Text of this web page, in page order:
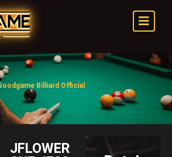
Billiard Official
JFLOWER